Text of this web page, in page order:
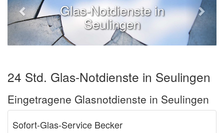
Glas-Notdienste in
Seulingen
24 Std. Glas-Notdienste in Seulingen
Eingetragene Glasnotdienste in Seulingen
Sofort-Glas-Service Becker